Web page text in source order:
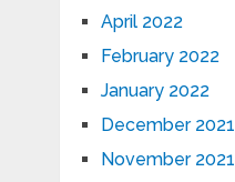
April 2022
February 2022
January 2022
December 2021
November 2021